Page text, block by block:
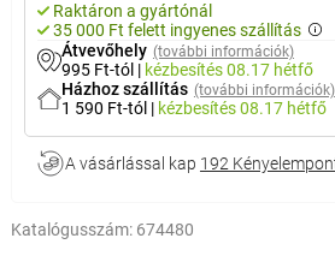
Raktáron a gyártónál
35 000 Ft felett ingyenes szállítás
Átvevőhely (további információk)
995 Ft-tól | kézbesítés08.17 hétfő
Házhoz szállítás (további információk)
1 590 Ft-tól | kézbesítés08.17 hétfő
A vásárlással kap 192
Katalógusszám: 674480